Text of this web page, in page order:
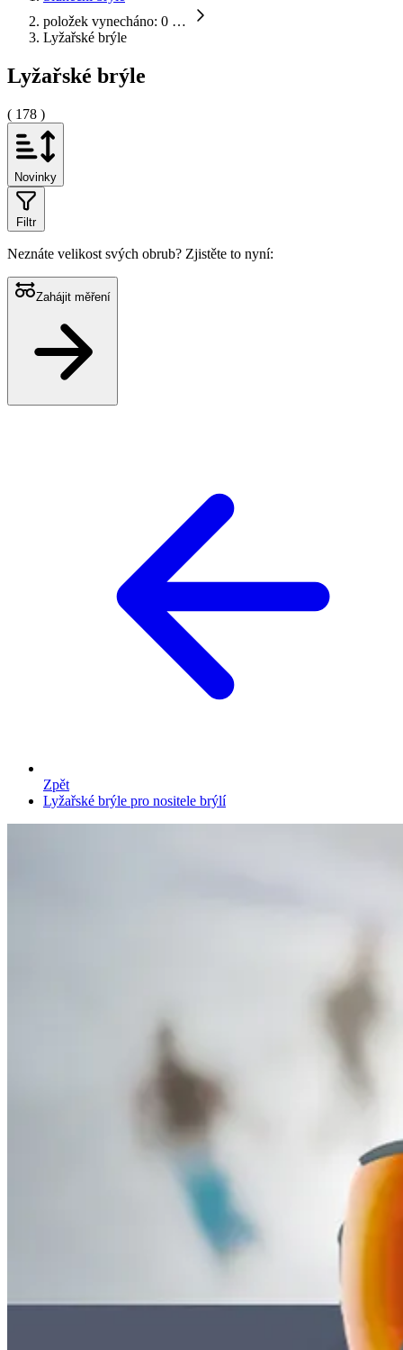
položek vynecháno: 0 …
Lyžařské brýle
Lyžařské brýle
( 178 )
Novinky
Filtr
Neznáte velikost svých obrub? Zjistěte to nyní:
Zahájit měření
Zpět
Lyžařské brýle pro nositele brýlí